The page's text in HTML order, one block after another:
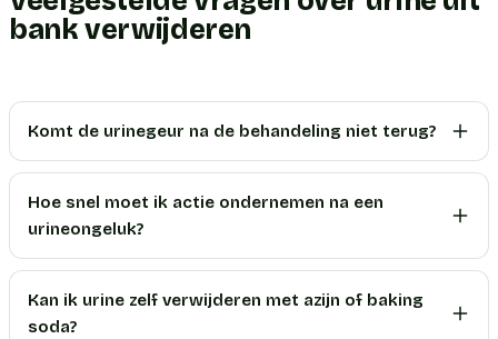
bank verwijderen
Komt de urinegeur na de behandeling niet terug?
Hoe snel moet ik actie ondernemen na een
urineongeluk?
Kan ik urine zelf verwijderen met azijn of baking
soda?